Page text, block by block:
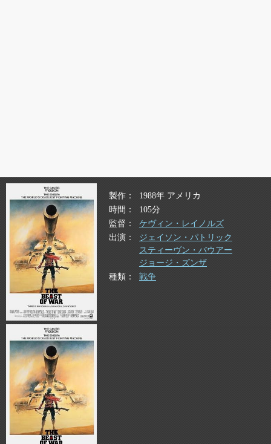
製作
1988年 アメリカ
時間
105分
監督
ケヴィン・レイノルズ
出演
ジェイソン・パトリック
スティーヴン・バウアー
ジョージ・ズンザ
種類
戦争